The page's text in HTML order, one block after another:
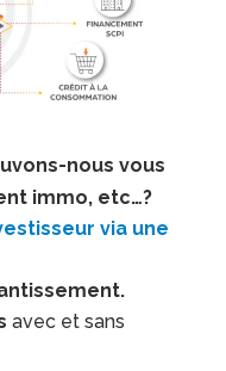
nous vous
immo, etc…?
via une
avec et sans